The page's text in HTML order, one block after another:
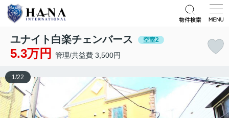
ユナイト白楽チェンバース 空室2
5.3万円 管理/共益費 3,500円
1/22